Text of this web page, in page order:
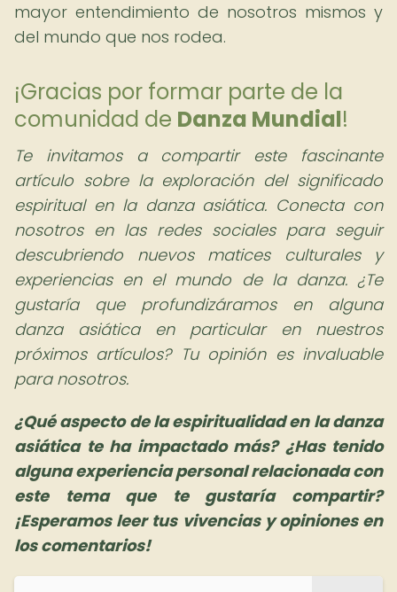
mayor entendimiento de nosotros mismos y
del mundo que nos rodea.
¡Gracias por formar parte de la
comunidad de Danza Mundial!
Te invitamos a compartir este fascinante
artículo sobre la exploración del significado
espiritual en la danza asiática. Conecta con
nosotros en las redes sociales para seguir
descubriendo nuevos matices culturales y
experiencias en el mundo de la danza. ¿Te
gustaría que profundizáramos en alguna
danza asiática en particular en nuestros
próximos artículos? Tu opinión es invaluable
para nosotros.
¿Qué aspecto de la espiritualidad en la danza
asiática te ha impactado más? ¿Has tenido
alguna experiencia personal relacionada con
este tema que te gustaría compartir?
¡Esperamos leer tus vivencias y opiniones en
los comentarios!